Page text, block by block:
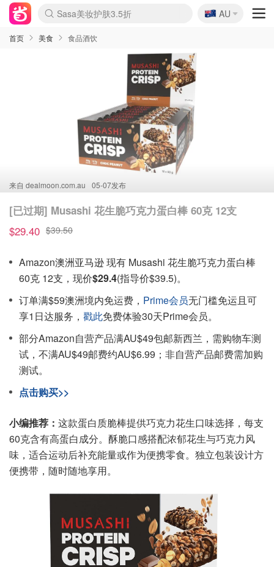
lululemon折扣上新
Sasa美妆护肤3.5折
SSENSE年中3折
FreshBeauty好价汇总
Cettire降价+叠9折
WWS Coles超市实拍
viagogo二手票捡漏
Myer超级周末1折
The Outnet奢牌1折起
David Jones 3折起
Flannels大牌1折
Perfumes Club护肤1折
AMIRO返校季6.2折
Amazon折扣汇总
eToro入金$200送$50
Amazon数码好物
ICONIC本周7.5折
ThedoubleF高奢地板价
Moose Knuckles 6折
丝芙兰5折起
EUFY官网3.7折起
Selenichast首饰2折
Trip机票酒店促销
YSL送5件彩妆礼
Amazon家居好物
Amazon美妆护肤
雅漾大喷$8
过敏原检测盒$33
伊索独家赠50ml沐浴露
科颜氏清仓3折
SEALIFE海洋馆门票6折
丝塔芙大白罐$16
订阅Newsletter送香薰
Cult Beauty 6.8折
Harrods圣诞日历2.3折
LN-CC奢牌私促3折
d'Alba空姐喷雾$16
EVE LOM套装逆天2折
Bernardelli独家4折
Adore Beauty 6折起
CT圣诞日历
Mytheresa奢品2.7折
Luxury Escapes 9折
Currentbody美容仪9折
MOON Garden Live
Roborock扫地机3.7折
Tingo Life水杯$24
Valentino官网5折
CR洗发护发6.3折
修丽可套装7.4折
Myer彩妆2件7折
GANNI官网4.5折
Stylevana韩妆4折
Tessabit高奢8.5折
OGX洗护4折
Amazon阿德莱德次日达
卡诗8.5折+赠礼
Philips Hue灯具8折
🇦🇺
AU
首页 美食 食品酒饮
来自 dealmoon.com.au 05-07发布
[已过期] Musashi 花生脆巧克力蛋白棒 60克 12支
$29.40 $39.50
Amazon澳洲亚马逊 现有 Musashi 花生脆巧克力蛋白棒
60克 12支，现价$29.4(指导价$39.5)。
订单满$59澳洲境内免运费， Prime会员无门槛免运且可
享1日达服务， 戳此免费体验30天Prime会员。
部分Amazon自营产品满AU$49包邮新西兰，需购物车测
试，不满AU$49邮费约AU$6.99；非自营产品邮费需加购
测试。
点击购买>>
小编推荐： 这款蛋白质脆棒提供巧克力花生口味选择，每支
60克含有高蛋白成分。酥脆口感搭配浓郁花生与巧克力风
味，适合运动后补充能量或作为便携零食。独立包装设计方
便携带，随时随地享用。